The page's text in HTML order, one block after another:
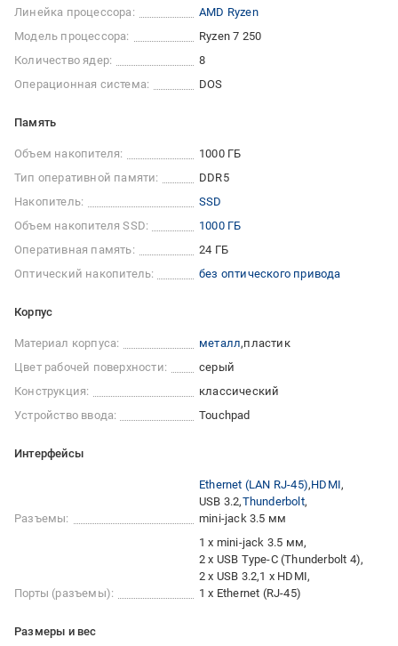
Линейка процессора:
AMD Ryzen
Модель процессора:
Ryzen 7 250
Количество ядер:
8
Операционная система:
DOS
Память
Объем накопителя:
1000 ГБ
Тип оперативной памяти:
DDR5
Накопитель:
SSD
Объем накопителя SSD:
1000 ГБ
Оперативная память:
24 ГБ
Оптический накопитель:
без оптического привода
Корпус
Материал корпуса: металл пластик
Цвет рабочей поверхности:
серый
Конструкция:
классический
Устройство ввода:
Touchpad
Интерфейсы
Разъемы:
Ethernet (LAN RJ-45) HDMI
USB 3.2 Thunderbolt
mini-jack 3.5 мм
Порты (разъемы):
1 x mini-jack 3.5 мм
2 x USB Type-C (Thunderbolt 4)
2 x USB 3.2 1 x HDMI
1 x Ethernet (RJ-45)
Размеры и вес